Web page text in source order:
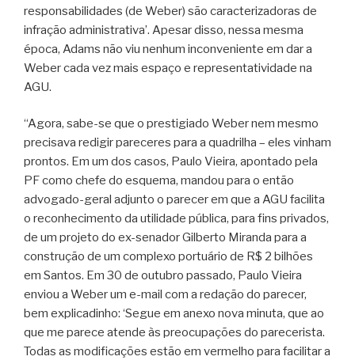
responsabilidades (de Weber) são caracterizadoras de
infração administrativa’. Apesar disso, nessa mesma
época, Adams não viu nenhum inconveniente em dar a
Weber cada vez mais espaço e representatividade na
AGU.
“Agora, sabe-se que o prestigiado Weber nem mesmo
precisava redigir pareceres para a quadrilha – eles vinham
prontos. Em um dos casos, Paulo Vieira, apontado pela
PF como chefe do esquema, mandou para o então
advogado-geral adjunto o parecer em que a AGU facilita
o reconhecimento da utilidade pública, para fins privados,
de um projeto do ex-senador Gilberto Miranda para a
construção de um complexo portuário de R$ 2 bilhões
em Santos. Em 30 de outubro passado, Paulo Vieira
enviou a Weber um e-mail com a redação do parecer,
bem explicadinho: ‘Segue em anexo nova minuta, que ao
que me parece atende às preocupações do parecerista.
Todas as modificações estão em vermelho para facilitar a